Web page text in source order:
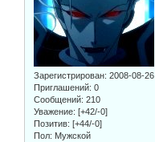
Зарегистрирован: 2008-08-26
Приглашений: 0
Сообщений: 210
Уважение: [+42/-0]
Позитив: [+44/-0]
Пол: Мужской